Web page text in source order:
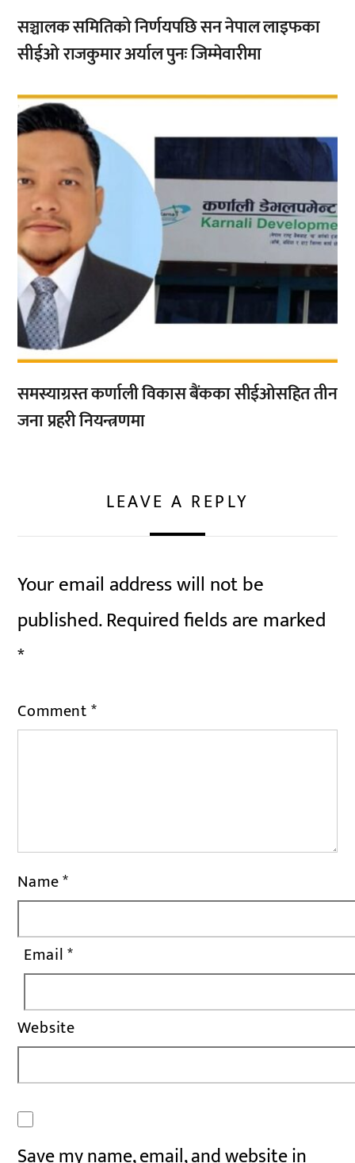
सञ्चालक समितिको निर्णयपछि सन नेपाल लाइफका
सीईओ राजकुमार अर्याल पुनः जिम्मेवारीमा
,
समस्याग्रस्त कर्णाली विकास बैंकका सीईओसहित तीन
जना प्रहरी नियन्त्रणमा
LEAVE A REPLY
Your email address will not be
published.Required fields are marked
*
Comment*
Name*
Email*
Website
Save my name, email, and website in